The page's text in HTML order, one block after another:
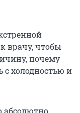
врачу, чтобы
почему
с холодностью и
абсолютно